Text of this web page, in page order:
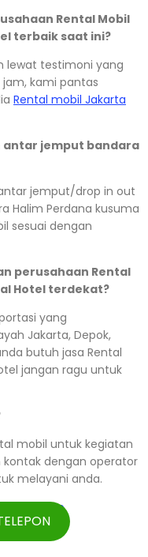
Rental Mobil
terbaik saat ini?
lewat testimoni yang
kami pantas
Rental mobil Jakarta
jemput bandara
jemput/drop in out
Halim Perdana kusuma
sesuai dengan
perusahaan Rental
Hotel terdekat?
yang
Jakarta, Depok,
butuh jasa Rental
jangan ragu untuk
mobil untuk kegiatan
dengan operator
melayani anda.
WhatsApp